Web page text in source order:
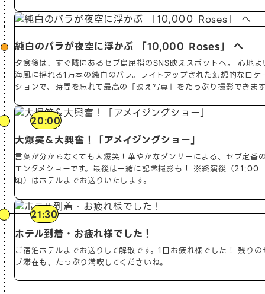
純白のバラが夜空に浮かぶ 「10,000 Roses」 へ
夕食後は、すぐ隣にあるセブ島屈指のSNS映えスポットへ。
心地よ
海風に揺れる1万本の純白のバラ。ライトアップされた幻想的なロケ
ションで、時間を忘れて最高の「映え写真」をたっぷり撮影できま
20:00
大爆笑＆大興奮！「アメイジングショー」
言葉が分からなくても大爆笑！華やかなダンサーによる、セブ定番
エンタメショーです。最後は一緒に記念撮影も！ ※終演後（21:00
頃）はホテルまでお送りいたします。
21:30
ホテル到着・お疲れ様でした！
ご宿泊ホテルまでお送りして解散です。1日お疲れ様でした！ 残りの
ブ滞在も、たっぷり満喫してくださいね。